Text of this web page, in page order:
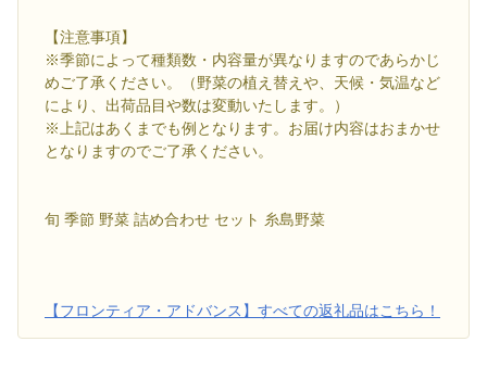
【注意事項】
※季節によって種類数・内容量が異なりますのであらかじ
めご了承ください。（野菜の植え替えや、天候・気温など
により、出荷品目や数は変動いたします。）
※上記はあくまでも例となります。お届け内容はおまかせ
となりますのでご了承ください。
旬 季節 野菜 詰め合わせ セット 糸島野菜
【フロンティア・アドバンス】すべての返礼品はこちら！